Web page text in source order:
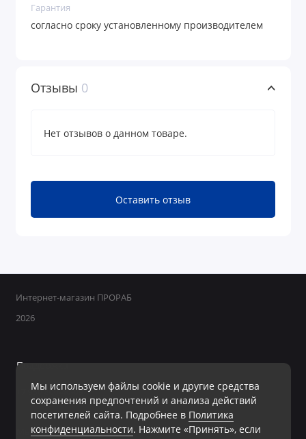
Гарантия
согласно сроку установленному производителем
Отзывы 0
Нет отзывов о данном товаре.
Оставить отзыв
Мы используем файлы cookie и другие средства
сохранения предпочтений и анализа действий
посетителей сайта. Подробнее в Политика
конфиденциальности. Нажмите «Принять», если
Интернет-магазин ПРОРАБ
2026
Поддержка
+7 950 800-40-09
Ежедневно с 8:00 до 19:00 Без перерывов и выходных
Мы в сети